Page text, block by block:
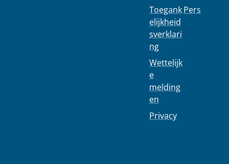
Toegank
elijkheid
sverklari
ng
Wettelijk
e
melding
en
Privacy
Pers